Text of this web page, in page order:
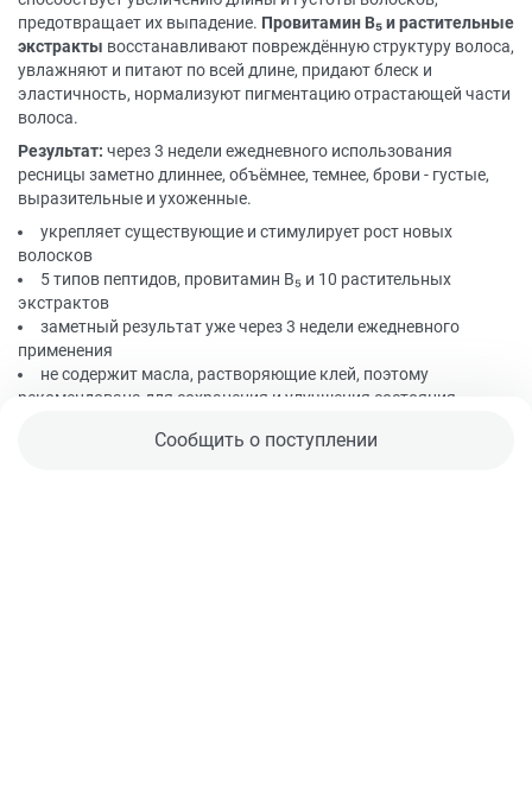
Сообщить о поступлении
предотвращает их выпадение. Провитамин В₅ и растительные
экстракты восстанавливают повреждённую структуру волоса,
увлажняют и питают по всей длине, придают блеск и
эластичность, нормализуют пигментацию отрастающей части
волоса.
Результат: через 3 недели ежедневного использования
ресницы заметно длиннее, объёмнее, темнее, брови - густые,
выразительные и ухоженные.
укрепляет существующие и стимулирует рост новых
волосков
5 типов пептидов, провитамин В₅ и 10 растительных
экстрактов
заметный результат уже через 3 недели ежедневного
применения
не содержит масла, растворяющие клей, поэтому
рекомендована для сохранения и улучшения состояния